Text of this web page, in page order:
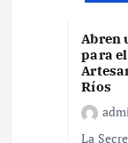
Abren
para
Ríos
La